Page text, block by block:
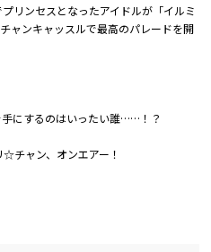
リンセスとなったアイドルが「イルミ
ャンキャッスルで最高のパレードを開
手にするのはいったい誰……！？
チャン、オンエアー！